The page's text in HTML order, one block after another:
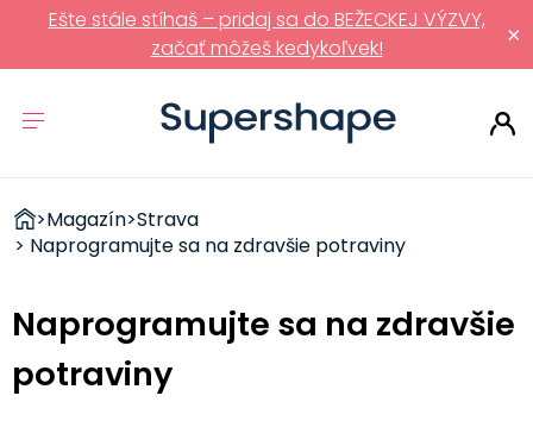
×
Ešte stále stíhaš – pridaj sa do BEŽECKEJ VÝZVY,
začať môžeš kedykoľvek!
ZDRAVÉ
RÝCHLOVKY
>Magazín>Strava
> Naprogramujte sa na zdravšie potraviny
Naprogramujte sa na zdravšie
potraviny